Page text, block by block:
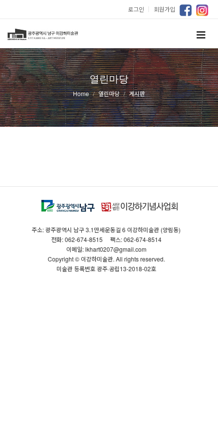
로그인 ｜ 회원가입
열린마당
Home 열린마당 게시판
주소: 광주광역시 남구 3.1만세운동길 6 이강하미술관 (양림동)
전화: 062-674-8515
팩스: 062-674-8514
이메일: lkhart0207@gmail.com
Copyright © 이강하미술관. All rights reserved.
미술관 등록번호 광주·공립13-2018-02호